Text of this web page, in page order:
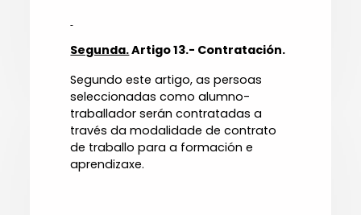
Segunda.Artigo 13.- Contratación.
Segundo este artigo, as persoas
seleccionadas como alumno-
traballador serán contratadas a
través da modalidade de contrato
de traballo para a formación e
aprendizaxe.